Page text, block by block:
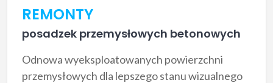
REMONTY
posadzek przemysłowych betonowych
Odnowa wyeksploatowanych powierzchni
przemysłowych dla lepszego stanu wizualnego